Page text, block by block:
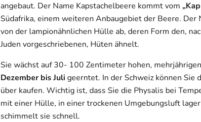
angebaut. Der Name Kapstachelbeere kommt vom
Südafrika, einem weiteren Anbaugebiet der Beere. Der
von der lampionähnlichen Hülle ab, deren Form den,
Juden vorgeschriebenen, Hüten ähnelt.
Sie wächst auf 30- 100 Zentimeter hohen,
Dezember bis Juligeerntet. In der Schweiz können Sie
über kaufen. Wichtig ist, dass Sie die Physalis bei
mit einer Hülle, in einer trockenen Umgebungsluft
schimmelt sie schnell.